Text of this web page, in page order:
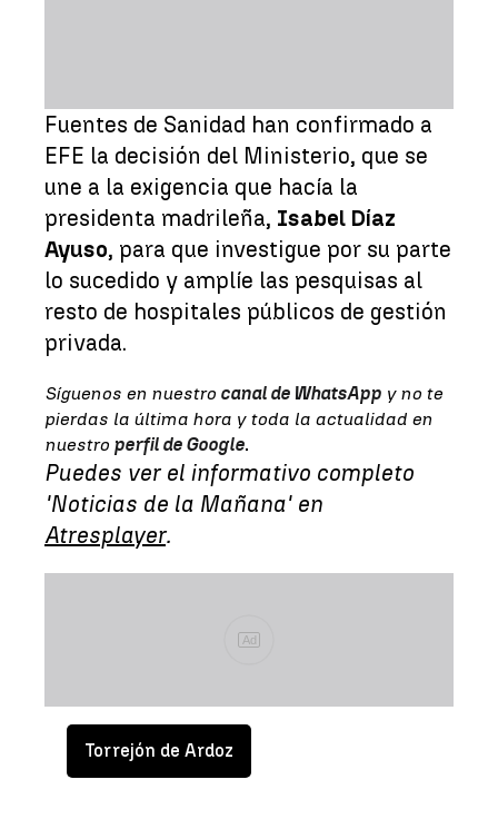
Fuentes de Sanidad han confirmado a
EFE la decisión del Ministerio, que se
une a la exigencia que hacía la
presidenta madrileña, Isabel Díaz
Ayuso, para que investigue por su parte
lo sucedido y amplíe las pesquisas al
resto de hospitales públicos de gestión
privada.
Síguenos en nuestro canal de WhatsApp y no te
pierdas la última hora y toda la actualidad en
nuestro perfil de Google.
Puedes ver el informativo completo
'Noticias de la Mañana' en
Atresplayer.
Ad
Torrejón de Ardoz